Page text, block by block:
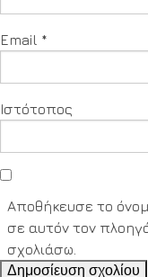
Email *
Ιστότοπος
Αποθήκευσε το
σε αυτόν τον
σχολιάσω.